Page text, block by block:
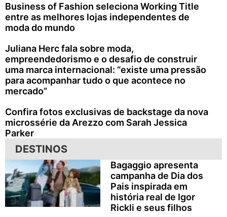
Business of Fashion seleciona Working Title
entre as melhores lojas independentes de
moda do mundo
Juliana Herc fala sobre moda,
empreendedorismo e o desafio de construir
uma marca internacional: “existe uma pressão
para acompanhar tudo o que acontece no
mercado”
Confira fotos exclusivas de backstage da nova
microssérie da Arezzo com Sarah Jessica
Parker
DESTINOS
Bagaggio apresenta
campanha de Dia dos
Pais inspirada em
história real de Igor
Rickli e seus filhos